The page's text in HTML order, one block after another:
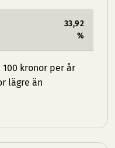
33,92
%
kronor per år
lägre än